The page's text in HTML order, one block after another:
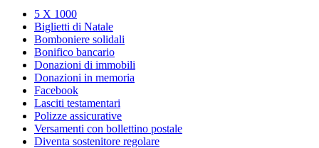
5 X 1000
Biglietti di Natale
Bomboniere solidali
Bonifico bancario
Donazioni di immobili
Donazioni in memoria
Facebook
Lasciti testamentari
Polizze assicurative
Versamenti con bollettino postale
Diventa sostenitore regolare